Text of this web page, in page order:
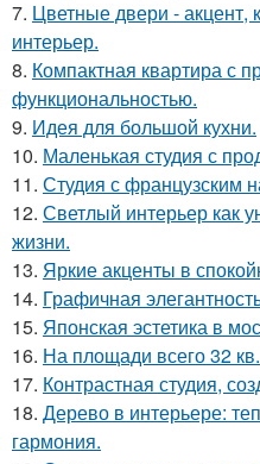
7. Цветные двери - акцент,
интерьер.
8. Компактная квартира с
функциональностью.
9. Идея для большой кухни.
10. Маленькая студия с
11. Студия с французским
12. Светлый интерьер как
жизни.
13. Яркие акценты в
14. Графичная
15. Японская эстетика в
16. На площади всего 32 кв.
17. Контрастная студия,
18. Дерево в интерьере:
гармония.